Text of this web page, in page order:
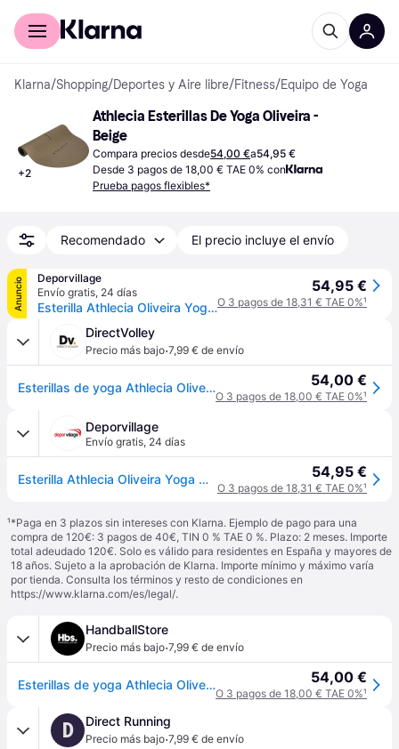
Comprar con Klarna
Klarna/Shopping/Deportes y Aire libre/Fitness/Equipo de Yoga
+2
Athlecia Esterillas De Yoga Oliveira -
Beige
Compara precios desde54,00 €a54,95 €
Desde 3 pagos de 18,00 € TAE 0% con
Prueba pagos flexibles*
Recomendado El precio incluye el envío
Anuncio
Deporvillage
Envío gratis, 24 días
Esterilla Athlecia Oliveira Yoga marrón claro - Blue
54,95 €
O 3 pagos de 18,31 € TAE 0%¹
DirectVolley
Precio más bajo·7,99 € de envío
Esterillas de yoga Athlecia Oliveira - Beige 54,00 €
O 3 pagos de 18,00 € TAE 0%¹
Deporvillage
Envío gratis, 24 días
Esterilla Athlecia Oliveira Yoga marrón claro - Blue 54,95 €
O 3 pagos de 18,31 € TAE 0%¹
¹*Paga en 3 plazos sin intereses con Klarna. Ejemplo de pago para una
compra de 120€: 3 pagos de 40€, TIN 0 % TAE 0 %. Plazo: 2 meses. Importe
total adeudado 120€. Solo es válido para residentes en España y mayores de
18 años. Sujeto a la aprobación de Klarna. Importe mínimo y máximo varía
por tienda. Consulta los términos y resto de condiciones en
https://www.klarna.com/es/legal/.
HandballStore
Precio más bajo·7,99 € de envío
Esterillas de yoga Athlecia Oliveira - Beige 54,00 €
O 3 pagos de 18,00 € TAE 0%¹
D Direct Running
Precio más bajo·7,99 € de envío